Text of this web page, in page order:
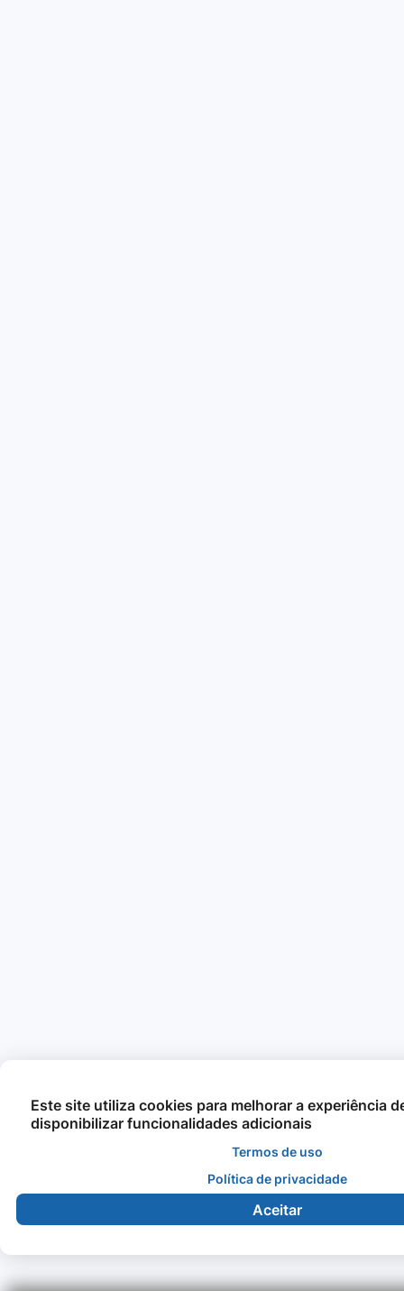
Este site utiliza cookies para melhorar a experiência
disponibilizar funcionalidades adicionais
Termos de uso
Política de privacidade
Aceitar